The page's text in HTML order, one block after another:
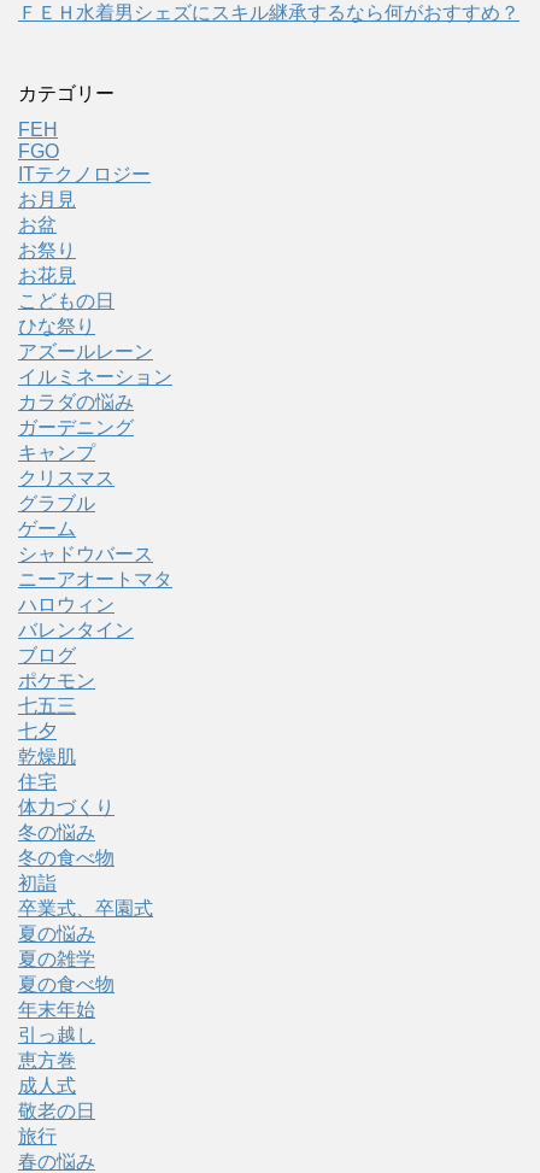
ＦＥＨ水着男シェズにスキル継承するなら何がおすすめ？
カテゴリー
FEH
FGO
ITテクノロジー
お月見
お盆
お祭り
お花見
こどもの日
ひな祭り
アズールレーン
イルミネーション
カラダの悩み
ガーデニング
キャンプ
クリスマス
グラブル
ゲーム
シャドウバース
ニーアオートマタ
ハロウィン
バレンタイン
ブログ
ポケモン
七五三
七夕
乾燥肌
住宅
体力づくり
冬の悩み
冬の食べ物
初詣
卒業式、卒園式
夏の悩み
夏の雑学
夏の食べ物
年末年始
引っ越し
恵方巻
成人式
敬老の日
旅行
春の悩み